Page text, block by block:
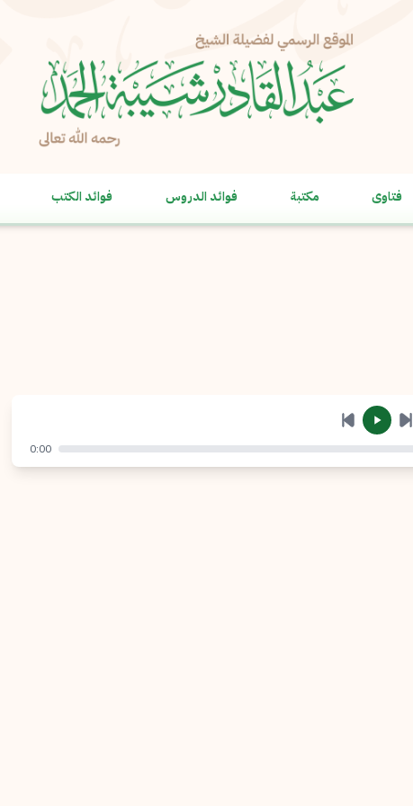
فتاوى مكتبة فوائد الدروس فوائد الكتب
الإبلاغ عن مشكلة
البريد الإلكتروني*
إرسال
نسخ
0:00